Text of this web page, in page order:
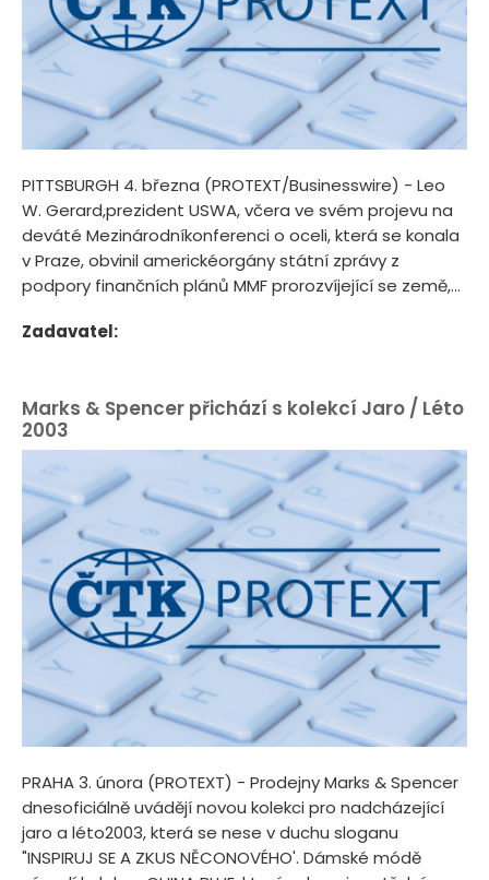
PITTSBURGH 4. března (PROTEXT/Businesswire) - Leo
W. Gerard,prezident USWA, včera ve svém projevu na
deváté Mezinárodníkonferenci o oceli, která se konala
v Praze, obvinil americkéorgány státní zprávy z
podpory finančních plánů MMF prorozvíjející se země,...
Zadavatel:
Marks & Spencer přichází s kolekcí Jaro / Léto
2003
PRAHA 3. února (PROTEXT) - Prodejny Marks & Spencer
dnesoficiálně uvádějí novou kolekci pro nadcházející
jaro a léto2003, která se nese v duchu sloganu
"INSPIRUJ SE A ZKUS NĚCONOVÉHO'. Dámské módě